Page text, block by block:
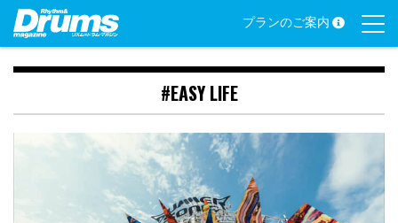
Skip
content
プランのご案内
#EASY LIFE